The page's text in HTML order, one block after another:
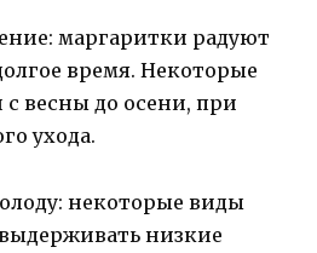
маргаритки радуют
время. Некоторые
с весны до осени, при
ухода.
некоторые виды
низкие